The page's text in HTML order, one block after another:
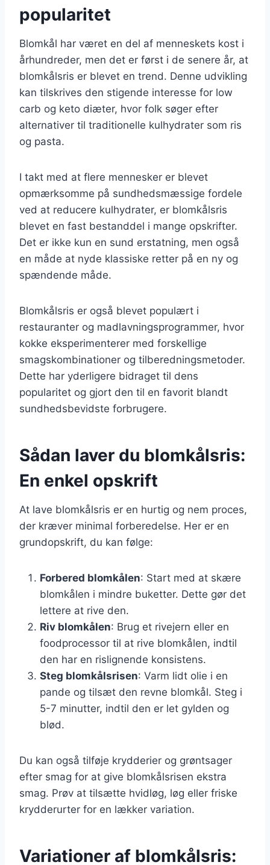
popularitet
Blomkål har været en del af menneskets kost i
århundreder, men det er først i de senere år, at
blomkålsris er blevet en trend. Denne udvikling
kan tilskrives den stigende interesse for low
carb og keto diæter, hvor folk søger efter
alternativer til traditionelle kulhydrater som ris
og pasta.
I takt med at flere mennesker er blevet
opmærksomme på sundhedsmæssige fordele
ved at reducere kulhydrater, er blomkålsris
blevet en fast bestanddel i mange opskrifter.
Det er ikke kun en sund erstatning, men også
en måde at nyde klassiske retter på en ny og
spændende måde.
Blomkålsris er også blevet populært i
restauranter og madlavningsprogrammer, hvor
kokke eksperimenterer med forskellige
smagskombinationer og tilberedningsmetoder.
Dette har yderligere bidraget til dens
popularitet og gjort den til en favorit blandt
sundhedsbevidste forbrugere.
Sådan laver du blomkålsris:
En enkel opskrift
At lave blomkålsris er en hurtig og nem proces,
der kræver minimal forberedelse. Her er en
grundopskrift, du kan følge:
Forbered blomkålen: Start med at skære
blomkålen i mindre buketter. Dette gør det
lettere at rive den.
Riv blomkålen: Brug et rivejern eller en
foodprocessor til at rive blomkålen, indtil
den har en rislignende konsistens.
Steg blomkålsrisen: Varm lidt olie i en
pande og tilsæt den revne blomkål. Steg i
5-7 minutter, indtil den er let gylden og
blød.
Du kan også tilføje krydderier og grøntsager
efter smag for at give blomkålsrisen ekstra
smag. Prøv at tilsætte hvidløg, løg eller friske
krydderurter for en lækker variation.
Variationer af blomkålsris: